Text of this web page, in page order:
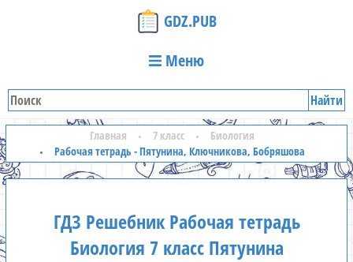
GDZ.PUB
Меню
Найти
Главная 7 класс
Биология
Рабочая тетрадь - Пятунина, Ключникова, Бобряшова
ГДЗ Решебник Рабочая тетрадь
Биология 7 класс Пятунина